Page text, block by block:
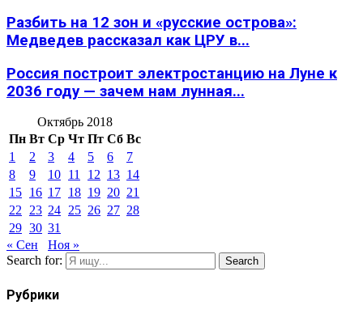
Разбить на 12 зон и «русские острова»:
Медведев рассказал как ЦРУ в...
Россия построит электростанцию на Луне к
2036 году — зачем нам лунная...
Октябрь 2018
Пн Вт Ср Чт Пт Сб Вс
1
2 3 4 5 6
7
8
9 10 11 12 13 14
15 16 17 18 19 20 21
22
23 24 25 26 27 28
29 30 31
« Сен
Ноя »
Search for:
Search
Рубрики